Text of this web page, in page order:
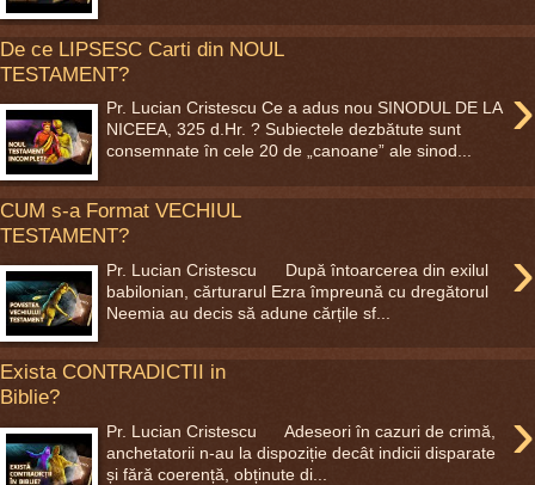
De ce LIPSESC Carti din NOUL
TESTAMENT?
›
Pr. Lucian Cristescu Ce a adus nou SINODUL DE LA
NICEEA, 325 d.Hr. ? Subiectele dezbătute sunt
consemnate în cele 20 de „canoane” ale sinod...
CUM s-a Format VECHIUL
TESTAMENT?
›
Pr. Lucian Cristescu După întoarcerea din exilul
babilonian, cărturarul Ezra împreună cu dregătorul
Neemia au decis să adune cărțile sf...
Exista CONTRADICTII in
Biblie?
›
Pr. Lucian Cristescu Adeseori în cazuri de crimă,
anchetatorii n-au la dispoziție decât indicii disparate
și fără coerență, obținute di...